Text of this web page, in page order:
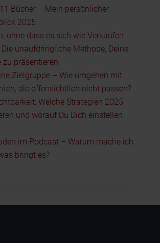
Bücher – Mein persönlicher
2025
ohne dass es sich wie Verkaufen
unaufdringliche Methode, Deine
zu präsentieren
Zielgruppe – Wie umgehen mit
die offensichtlich nicht passen?
Welche Strategien 2025
und worauf Du Dich einstellen
im Podcast – Warum mache ich
bringt es?